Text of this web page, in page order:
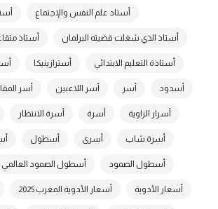
أستاد علم النفس والإجتماع
أستاذ الذي شغلت قضيته البرلمان أستاذ
أستاذة التعليم الابتدائي أسترازينيكا
أسدود أسر أسر اللاعبين أسر
أسرار الزاوية أسرة أسرة الانتظار
أسرة شاب أسرى أسطول
أسطول الصمود أسطول الصمود العالمي
أسعار الأدوية أسعار الأدوية المغرب 2025